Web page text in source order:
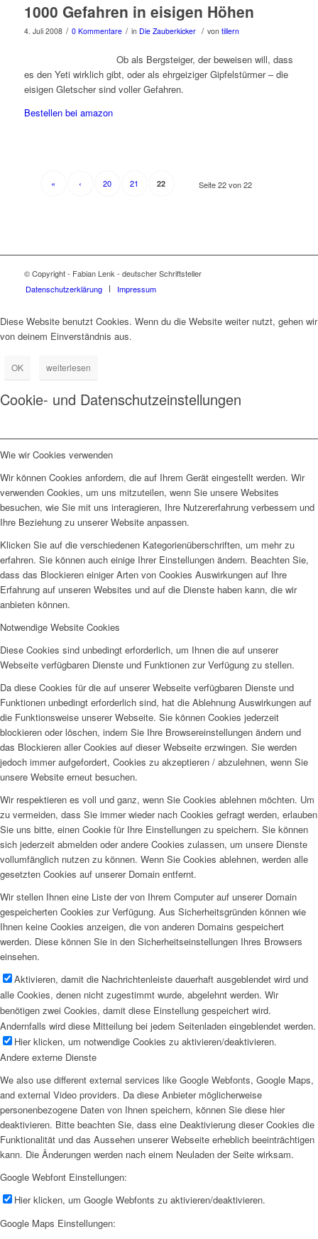
1000 Gefahren in eisigen Höhen
4. Juli 2008 / 0 Kommentare / in Die Zauberkicker / von tillern
Ob als Bergsteiger, der beweisen will, dass
es den Yeti wirklich gibt, oder als ehrgeiziger Gipfelstürmer – die
eisigen Gletscher sind voller Gefahren.
Bestellen bei amazon
Seite 22 von 22
« ‹ 20 21 22
© Copyright - Fabian Lenk - deutscher Schriftsteller
Datenschutzerklärung
Impressum
Diese Website benutzt Cookies. Wenn du die Website weiter nutzt, gehen wir
von deinem Einverständnis aus.
OK weiterlesen
Cookie- und Datenschutzeinstellungen
Wie wir Cookies verwenden
Wir können Cookies anfordern, die auf Ihrem Gerät eingestellt werden. Wir
verwenden Cookies, um uns mitzuteilen, wenn Sie unsere Websites
besuchen, wie Sie mit uns interagieren, Ihre Nutzererfahrung verbessern und
Ihre Beziehung zu unserer Website anpassen.
Klicken Sie auf die verschiedenen Kategorienüberschriften, um mehr zu
erfahren. Sie können auch einige Ihrer Einstellungen ändern. Beachten Sie,
dass das Blockieren einiger Arten von Cookies Auswirkungen auf Ihre
Erfahrung auf unseren Websites und auf die Dienste haben kann, die wir
anbieten können.
Notwendige Website Cookies
Diese Cookies sind unbedingt erforderlich, um Ihnen die auf unserer
Webseite verfügbaren Dienste und Funktionen zur Verfügung zu stellen.
Da diese Cookies für die auf unserer Webseite verfügbaren Dienste und
Funktionen unbedingt erforderlich sind, hat die Ablehnung Auswirkungen auf
die Funktionsweise unserer Webseite. Sie können Cookies jederzeit
blockieren oder löschen, indem Sie Ihre Browsereinstellungen ändern und
das Blockieren aller Cookies auf dieser Webseite erzwingen. Sie werden
jedoch immer aufgefordert, Cookies zu akzeptieren / abzulehnen, wenn Sie
unsere Website erneut besuchen.
Wir respektieren es voll und ganz, wenn Sie Cookies ablehnen möchten. Um
zu vermeiden, dass Sie immer wieder nach Cookies gefragt werden, erlauben
Sie uns bitte, einen Cookie für Ihre Einstellungen zu speichern. Sie können
sich jederzeit abmelden oder andere Cookies zulassen, um unsere Dienste
vollumfänglich nutzen zu können. Wenn Sie Cookies ablehnen, werden alle
gesetzten Cookies auf unserer Domain entfernt.
Wir stellen Ihnen eine Liste der von Ihrem Computer auf unserer Domain
gespeicherten Cookies zur Verfügung. Aus Sicherheitsgründen können wie
Ihnen keine Cookies anzeigen, die von anderen Domains gespeichert
werden. Diese können Sie in den Sicherheitseinstellungen Ihres Browsers
einsehen.
Aktivieren, damit die Nachrichtenleiste dauerhaft ausgeblendet wird und
alle Cookies, denen nicht zugestimmt wurde, abgelehnt werden. Wir
benötigen zwei Cookies, damit diese Einstellung gespeichert wird.
Andernfalls wird diese Mitteilung bei jedem Seitenladen eingeblendet werden.
Hier klicken, um notwendige Cookies zu aktivieren/deaktivieren.
Andere externe Dienste
We also use different external services like Google Webfonts, Google Maps,
and external Video providers. Da diese Anbieter möglicherweise
personenbezogene Daten von Ihnen speichern, können Sie diese hier
deaktivieren. Bitte beachten Sie, dass eine Deaktivierung dieser Cookies die
Funktionalität und das Aussehen unserer Webseite erheblich beeinträchtigen
kann. Die Änderungen werden nach einem Neuladen der Seite wirksam.
Google Webfont Einstellungen:
Hier klicken, um Google Webfonts zu aktivieren/deaktivieren.
Google Maps Einstellungen: